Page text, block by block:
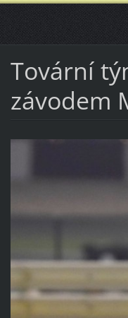
Tovární
závodem